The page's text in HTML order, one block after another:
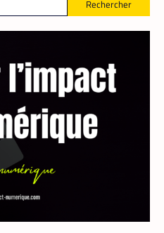
Rechercher
: PayPal
pour
mai 2026
PYUSD, PayPal